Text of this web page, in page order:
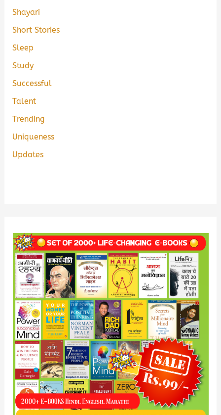
Shayari
Short Stories
Sleep
Study
Successful
Talent
Trending
Uniqueness
Updates